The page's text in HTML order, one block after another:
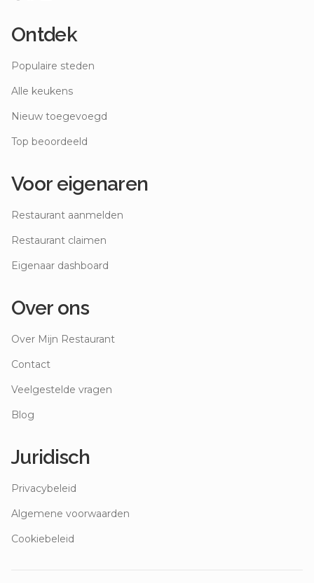
Ontdek
Populaire steden
Alle keukens
Nieuw toegevoegd
Top beoordeeld
Voor eigenaren
Restaurant aanmelden
Restaurant claimen
Eigenaar dashboard
Over ons
Over Mijn Restaurant
Contact
Veelgestelde vragen
Blog
Juridisch
Privacybeleid
Algemene voorwaarden
Cookiebeleid